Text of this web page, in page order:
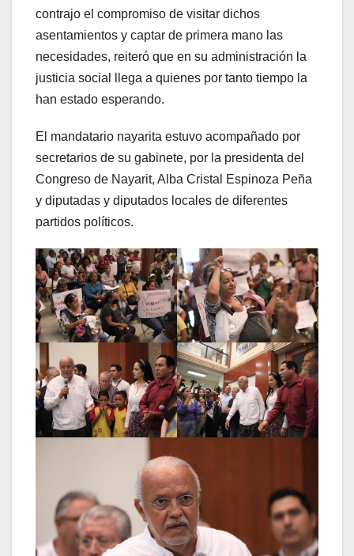
contrajo el compromiso de visitar dichos
asentamientos y captar de primera mano las
necesidades, reiteró que en su administración la
justicia social llega a quienes por tanto tiempo la
han estado esperando.
El mandatario nayarita estuvo acompañado por
secretarios de su gabinete, por la presidenta del
Congreso de Nayarit, Alba Cristal Espinoza Peña
y diputadas y diputados locales de diferentes
partidos políticos.